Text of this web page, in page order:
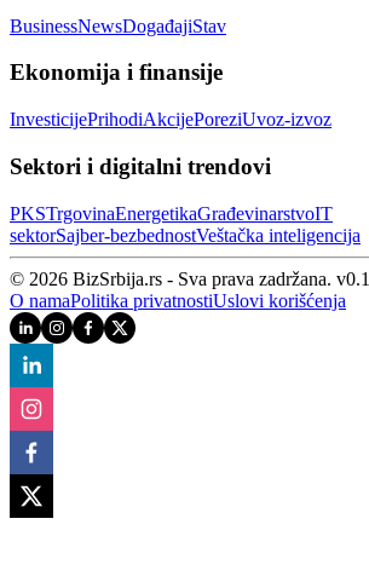
BusinessNewsDogađajiStav
Ekonomija i finansije
InvesticijePrihodiAkcijePoreziUvoz-izvoz
Sektori i digitalni trendovi
PKSTrgovinaEnergetikaGrađevinarstvoIT
sektorSajber‑bezbednostVeštačka inteligencija
© 2026 BizSrbija.rs - Sva prava zadržana. v
O namaPolitika privatnostiUslovi korišćenja